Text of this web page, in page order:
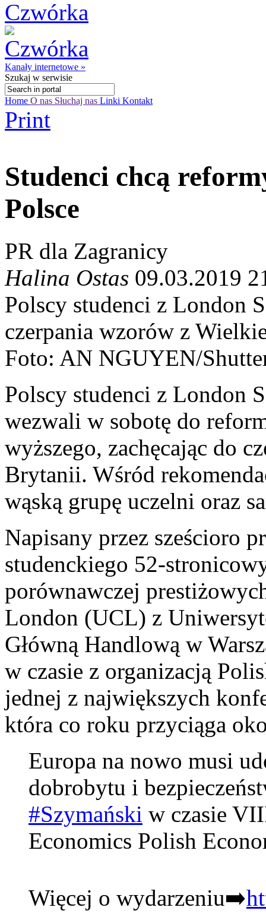
Kanały internetowe »
Szukaj w serwisie
Home O nas Słuchaj nas Linki Kontakt
Print
Studenci chcą
Polsce
PR dla Zagranicy
Halina Ostas 09.03.2019
Polscy studenci z London
czerpania wzorów z
Foto: AN NGUYEN/
Polscy studenci z London
wezwali w sobotę do
wyższego, zachęcając do
Brytanii. Wśród
wąską grupę uczelni oraz
Napisany przez sześcioro
studenckiego 52-
porównawczej
London (UCL) z
Główną Handlową w
w czasie z organizacją
jednej z największych
która co roku przyciąga
Europa na nowo musi
dobrobytu i
#Szymański w czasie
Economics Polish
Więcej o wydarzeniu➡️